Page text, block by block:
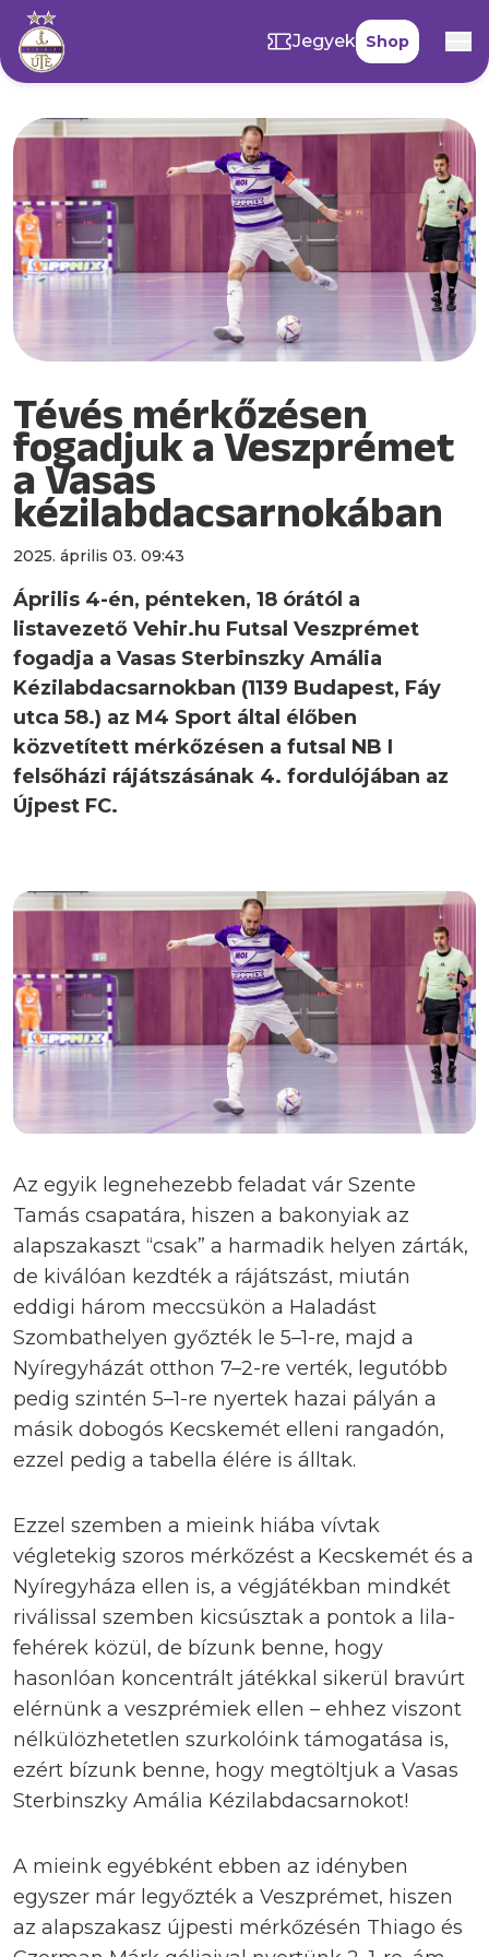
Jegyek Shop
Tévés mérkőzésen
fogadjuk a Veszprémet
a Vasas
kézilabdacsarnokában
2025. április 03. 09:43
Április 4-én, pénteken, 18 órától a
listavezető Vehir.hu Futsal Veszprémet
fogadja a Vasas Sterbinszky Amália
Kézilabdacsarnokban (1139 Budapest, Fáy
utca 58.) az M4 Sport által élőben
közvetített mérkőzésen a futsal NB I
felsőházi rájátszásának 4. fordulójában az
Újpest FC.
Az egyik legnehezebb feladat vár Szente
Tamás csapatára, hiszen a bakonyiak az
alapszakaszt “csak” a harmadik helyen zárták,
de kiválóan kezdték a rájátszást, miután
eddigi három meccsükön a Haladást
Szombathelyen győzték le 5–1-re, majd a
Nyíregyházát otthon 7–2-re verték, legutóbb
pedig szintén 5–1-re nyertek hazai pályán a
másik dobogós Kecskemét elleni rangadón,
ezzel pedig a tabella élére is álltak.
Ezzel szemben a mieink hiába vívtak
végletekig szoros mérkőzést a Kecskemét és a
Nyíregyháza ellen is, a végjátékban mindkét
riválissal szemben kicsúsztak a pontok a lila-
fehérek közül, de bízunk benne, hogy
hasonlóan koncentrált játékkal sikerül bravúrt
elérnünk a veszprémiek ellen – ehhez viszont
nélkülözhetetlen szurkolóink támogatása is,
ezért bízunk benne, hogy megtöltjuk a Vasas
Sterbinszky Amália Kézilabdacsarnokot!
A mieink egyébként ebben az idényben
egyszer már legyőzték a Veszprémet, hiszen
az alapszakasz újpesti mérkőzésén Thiago és